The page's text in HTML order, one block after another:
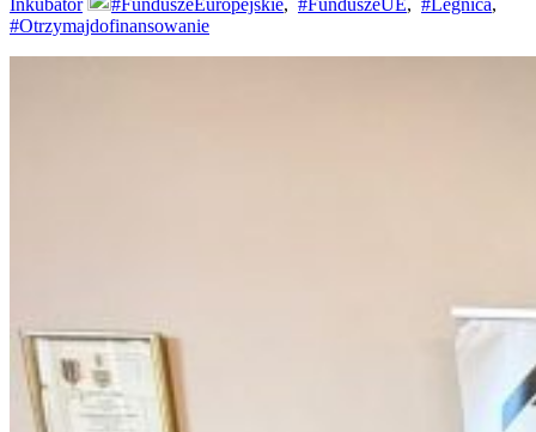
#Otrzymajdofinansowanie